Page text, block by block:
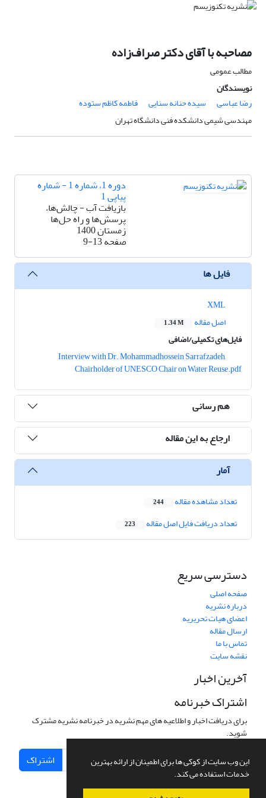
این وب سایت از کوکی ها برای اطمینان از ارائه بهترین
خدمات استفاده می کند.
مصاحبه با آقای دکتر صراف‌زاده
مطالب عمومی
نویسندگان
رضا عباسی
سیده حنانه سنایی
فاطمه کاظم ستوده
مهندسی شیمی دانشکده فنی دانشگاه تهران
دوره 1، شماره 1 - شماره
پیاپی 1
بازیافت آب - چالش‌ها،
پرسش‌ها و راه حل‌ها
زمستان 1400
صفحه9-13
فایل ها
اصل مقاله
1.34 M
فایل‌های تکمیلی/اضافی
Interview with Dr. Mohammadhossein Sarrafzadeh,
Chairholder of UNESCO Chair on Water Reuse.pdf
هم رسانی
ارجاع به این مقاله
آمار
تعداد مشاهده مقاله 244
تعداد دریافت فایل اصل مقاله 223
دسترسی سریع
صفحه اصلی
درباره نشریه
اعضای هیات تحریریه
ارسال مقاله
تماس با ما
نقشه سایت
آخرین اخبار
اشتراک خبرنامه
برای دریافت اخبار و اطلاعیه های مهم نشریه در خبرنامه نشریه مشترک
شوید.
اشتراک